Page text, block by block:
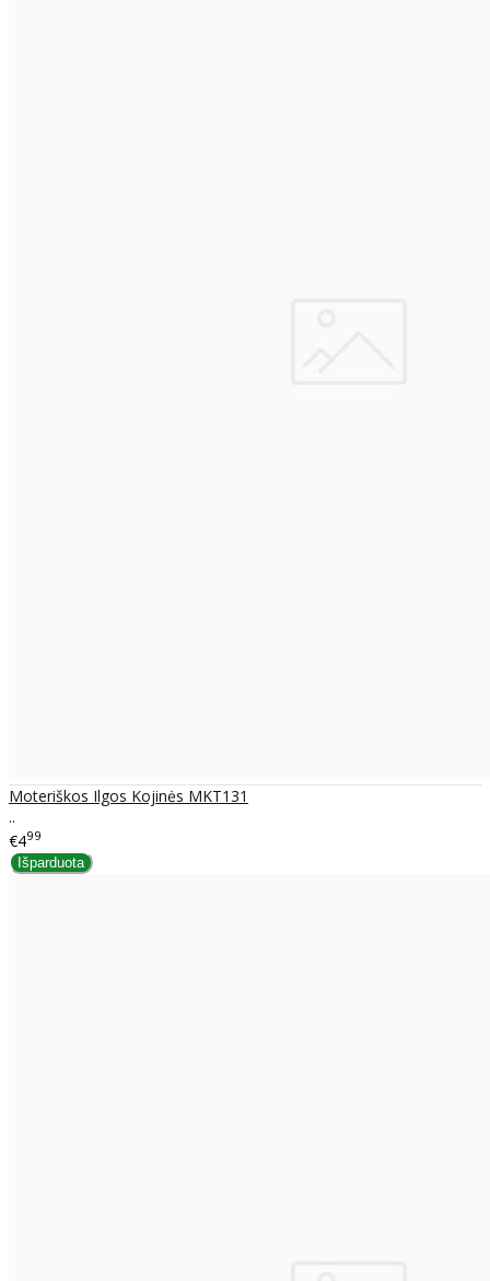
Moteriškos Ilgos Kojinės MKT131
..
€499